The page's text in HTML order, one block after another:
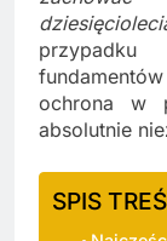
ochrona w
absolutnie
SPIS